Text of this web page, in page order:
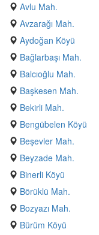
Avlu Mah.
Avzarağı Mah.
Aydoğan Köyü
Bağlarbaşı Mah.
Balcıoğlu Mah.
Başkesen Mah.
Bekirli Mah.
Bengübelen Köyü
Beşevler Mah.
Beyzade Mah.
Binerli Köyü
Börüklü Mah.
Bozyazı Mah.
Bürüm Köyü